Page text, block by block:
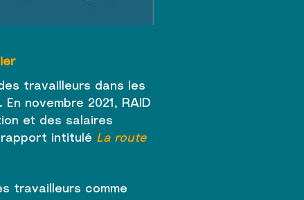
travailleurs dans les
novembre 2021, RAID
et des salaires
intitulé La route
travailleurs comme